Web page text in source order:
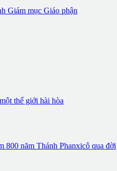
Giám mục Giáo phận
thế giới hài hòa
800 năm Thánh Phanxicô qua đời